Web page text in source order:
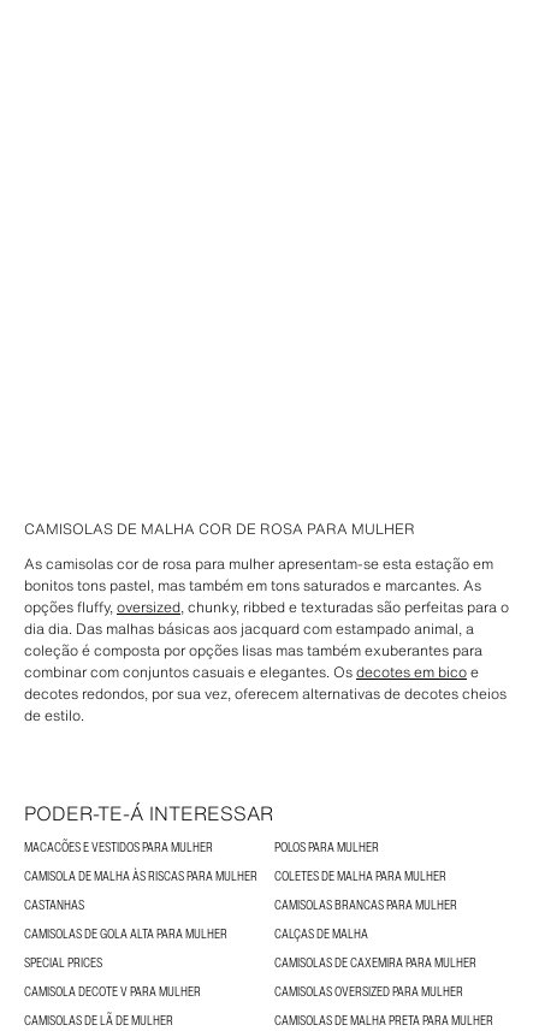
CAMISOLAS DE MALHA COR DE ROSA PARA MULHER
As camisolas cor de rosa para mulher apresentam-se esta estação em
bonitos tons pastel, mas também em tons saturados e marcantes. As
opções fluffy,oversized, chunky, ribbed e texturadas são perfeitas para o
dia dia. Das malhas básicas aos jacquard com estampado animal, a
coleção é composta por opções lisas mas também exuberantes para
combinar com conjuntos casuais e elegantes. Osdecotes em bicoe
decotes redondos, por sua vez, oferecem alternativas de decotes cheios
de estilo.
PODER-TE-Á INTERESSAR
MACACÕES E VESTIDOS PARA MULHER
POLOS PARA MULHER
CAMISOLA DE MALHA ÀS RISCAS PARA MULHER
COLETES DE MALHA PARA MULHER
CASTANHAS
CAMISOLAS BRANCAS PARA MULHER
CAMISOLAS DE GOLA ALTA PARA MULHER
CALÇAS DE MALHA
SPECIAL PRICES
CAMISOLAS DE CAXEMIRA PARA MULHER
CAMISOLA DECOTE V PARA MULHER
CAMISOLAS OVERSIZED PARA MULHER
CAMISOLAS DE LÃ DE MULHER
CAMISOLAS DE MALHA PRETA PARA MULHER